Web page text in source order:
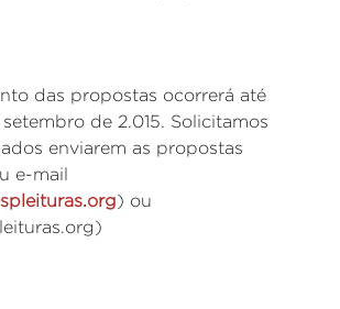
das propostas ocorrerá até
de 2.015. Solicitamos
enviarem as propostas
e-mail
) ou